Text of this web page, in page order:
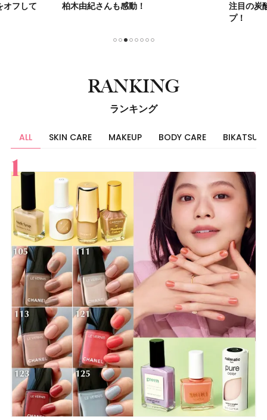
オフして 柏木由紀さんも感動！
注目の炭
プ！
RANKING
ランキング
ALL SKIN CARE MAKEUP BODY CARE BIKATSU
すべて
スキンケア
メイク
ボディケア
美活
ヘア
ライフスタイル
ビューティーズ